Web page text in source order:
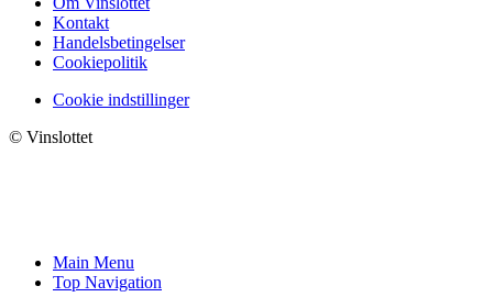
Kontakt
Handelsbetingelser
Cookiepolitik
Cookie indstillinger
© Vinslottet
Main Menu
Top Navigation